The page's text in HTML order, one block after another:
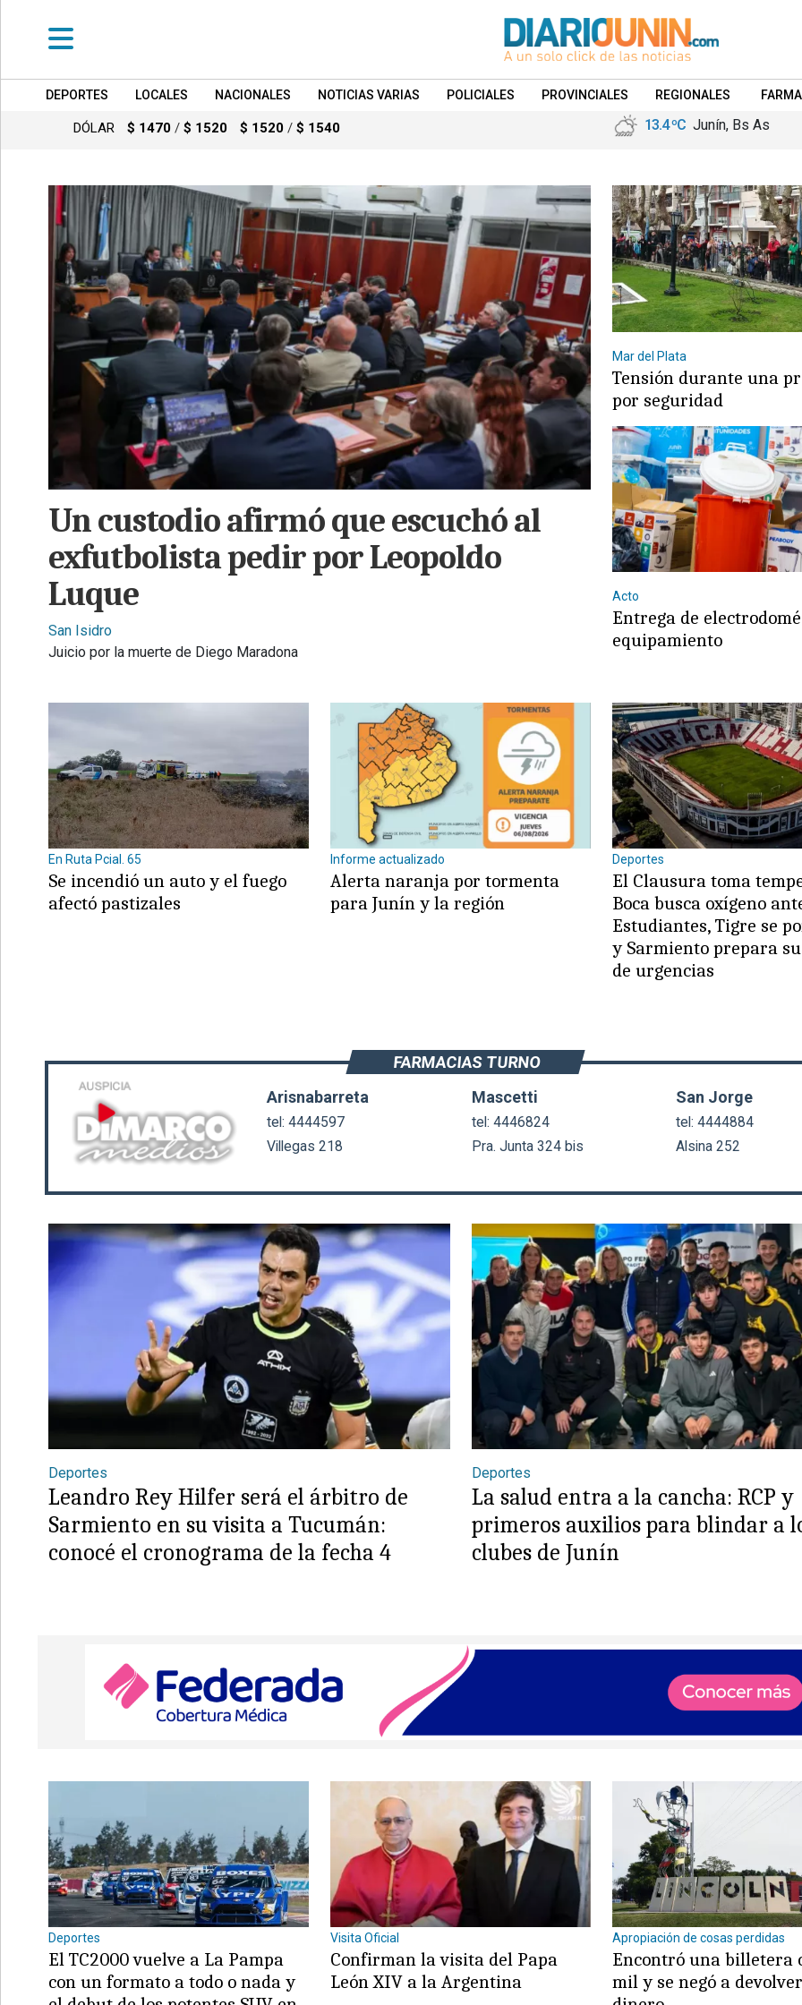
DEPORTES
NACIONALES
NOTICIAS
POLICIALES
PROVINCIALES
REGIONALES
INTERNACIONALES
• SUPLEMENTOS
• RADIOS EN VIVO
DEPORTES LOCALES NACIONALES NOTICIAS VARIAS POLICIALES PROVINCIALES REGIONALES
DÓLAR $ 1470 / $ 1520 $ 1520 / $ 1540 13.4 ºC Junín, Bs As
Un custodio afirmó que escuchó al
exfutbolista pedir por Leopoldo
Luque
San Isidro
Juicio por la muerte de Diego Maradona
Mar del Plata
Tensión durante una
por seguridad
Acto
Entrega de
equipamiento
En Ruta Pcial. 65
Se incendió un auto y el fuego
afectó pastizales
Informe actualizado
Alerta naranja por tormenta
para Junín y la región
Deportes
El Clausura toma
Boca busca oxígeno
Estudiantes, Tigre se
y Sarmiento prepara
de urgencias
FARMACIAS TURNO
Arisnabarreta
tel: 4444597
Villegas 218
Mascetti
tel: 4446824
Pra. Junta 324 bis
San Jorge
tel: 4444884
Alsina 252
Deportes
Leandro Rey Hilfer será el árbitro de
Sarmiento en su visita a Tucumán:
conocé el cronograma de la fecha 4
Deportes
La salud entra a la cancha: RCP y
primeros auxilios para blindar a
clubes de Junín
Deportes
El TC2000 vuelve a La Pampa
con un formato a todo o nada y
Visita Oficial
Confirman la visita del Papa
León XIV a la Argentina
Apropiación de cosas perdidas
Encontró una billetera
mil y se negó a